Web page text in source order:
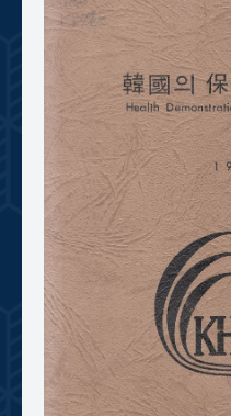
주년 기념
성과 50선 숫자로 보는 50년
세계와 함께 한 KIHASA
VR 역사관